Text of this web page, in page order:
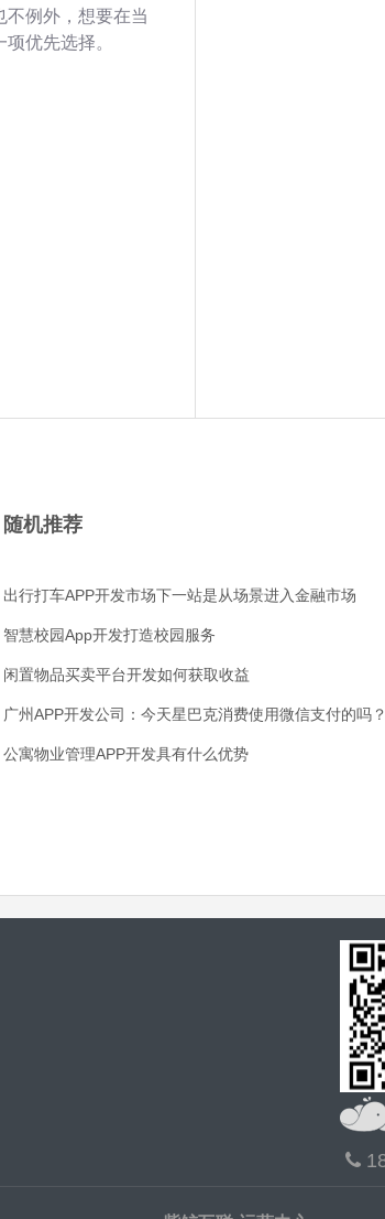
例外，想要在当
优先选择。
随机推荐
出行打车APP开发市场下一站是从场景进入金融市场
智慧校园App开发打造校园服务
闲置物品买卖平台开发如何获取收益
广州APP开发公司：今天星巴克消费使用微信支付的吗？
公寓物业管理APP开发具有什么优势